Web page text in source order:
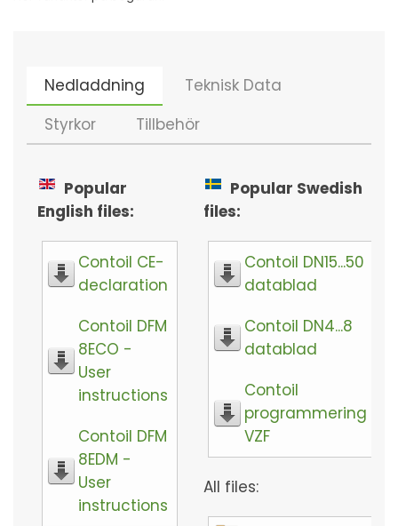
Nedladdning
Teknisk Data
Styrkor
Tillbehör
Popular
English files:
Contoil CE-
declaration
Contoil DFM
8ECO -
User
instructions
Contoil DFM
8EDM -
User
instructions
Popular Swedish
files:
Contoil DN15...50
datablad
Contoil DN4...8
datablad
Contoil
programmering
VZF
All files: